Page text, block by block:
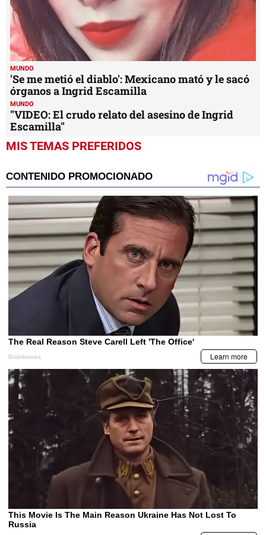
MUNDO
'Se me metió el diablo': Mexicano mató y le sacó
órganos a Ingrid Escamilla
MUNDO
"VIDEO: El crudo relato del asesino de Ingrid
Escamilla"
MIS TEMAS PREFERIDOS